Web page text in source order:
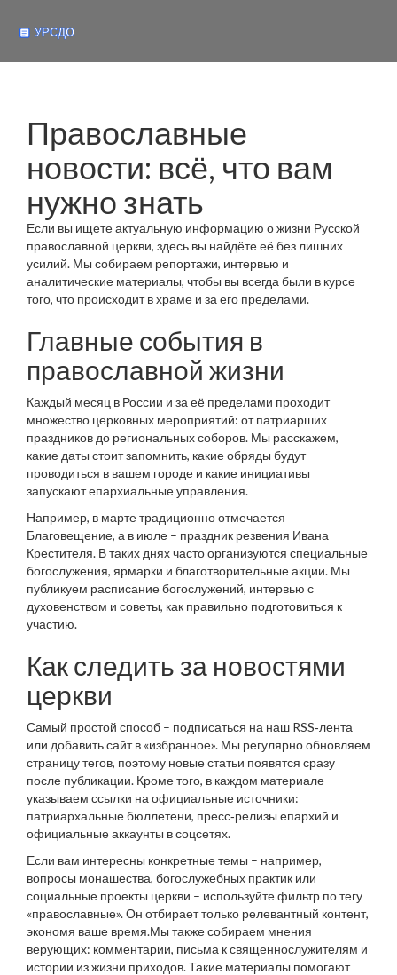
Православные
новости: всё, что вам
нужно знать
Если вы ищете актуальную информацию о жизни Русской
православной церкви, здесь вы найдёте её без лишних
усилий. Мы собираем репортажи, интервью и
аналитические материалы, чтобы вы всегда были в курсе
того, что происходит в храме и за его пределами.
Главные события в
православной жизни
Каждый месяц в России и за её пределами проходит
множество церковных мероприятий: от патриарших
праздников до региональных соборов. Мы расскажем,
какие даты стоит запомнить, какие обряды будут
проводиться в вашем городе и какие инициативы
запускают епархиальные управления.
Например, в марте традиционно отмечается
Благовещение, а в июле – праздник резвения Ивана
Крестителя. В таких днях часто организуются специальные
богослужения, ярмарки и благотворительные акции. Мы
публикуем расписание богослужений, интервью с
духовенством и советы, как правильно подготовиться к
участию.
Как следить за новостями
церкви
Самый простой способ – подписаться на наш RSS‑лента
или добавить сайт в «избранное». Мы регулярно обновляем
страницу тегов, поэтому новые статьи появятся сразу
после публикации. Кроме того, в каждом материале
указываем ссылки на официальные источники:
патриархальные бюллетени, пресс‑релизы епархий и
официальные аккаунты в соцсетях.
Если вам интересны конкретные темы – например,
вопросы монашества, богослужебных практик или
социальные проекты церкви – используйте фильтр по тегу
«православные». Он отбирает только релевантный контент,
экономя ваше время.Мы также собираем мнения
верующих: комментарии, письма к священнослужителям и
истории из жизни приходов. Такие материалы помогают